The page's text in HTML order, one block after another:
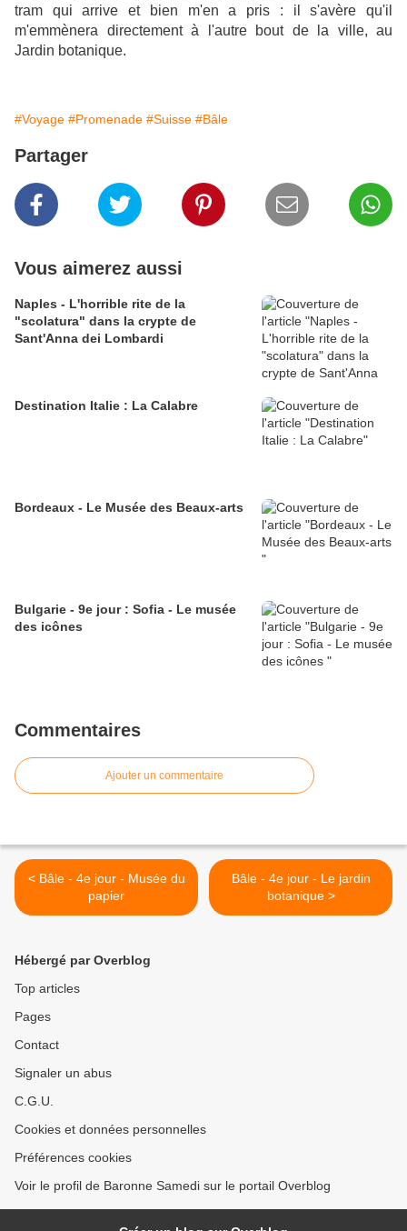
tram qui arrive et bien m'en a pris : il s'avère qu'il
m'emmènera directement à l'autre bout de la ville, au
Jardin botanique.
#Voyage #Promenade #Suisse #Bâle
Partager
Vous aimerez aussi
Naples - L'horrible rite de la
"scolatura" dans la crypte de
Sant'Anna dei Lombardi
Destination Italie : La Calabre
Bordeaux - Le Musée des Beaux-arts
Bulgarie - 9e jour : Sofia - Le musée
des icônes
Commentaires
Ajouter un commentaire
< Bâle - 4e jour - Musée du
papier
Bâle - 4e jour - Le jardin
botanique >
Hébergé par Overblog
Top articles
Pages
Contact
Signaler un abus
C.G.U.
Cookies et données personnelles
Préférences cookies
Voir le profil de Baronne Samedi sur le portail Overblog